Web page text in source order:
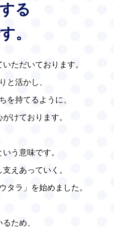
る
。
ただいております。
と活かし、
を持てるように、
けております。
う意味です。
えあっていく。
タラ」を始めました。
ため、